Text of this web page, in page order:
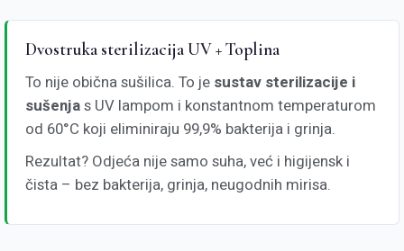
Dvostruka sterilizacija UV + Toplina
To nije obična sušilica. To je sustav sterilizacije i
sušenjas UV lampom i konstantnom temperaturom
od 60°C koji eliminiraju 99,9% bakterija i grinja.
Rezultat? Odjeća nije samo suha, već i higijensk i
čista – bez bakterija, grinja, neugodnih mirisa.